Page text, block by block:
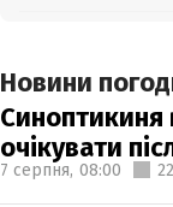
Новини
Синоптикиня
очікувати
7 серпня, 08:00